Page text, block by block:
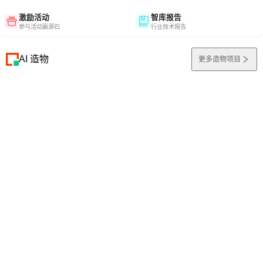
激励活动
参与活动赢源石
智库报告
行业技术报告
AI 造物 更多造物项目